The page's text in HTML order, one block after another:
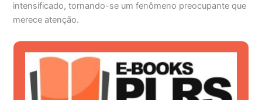
intensificado, tornando-se um fenômeno preocupante que
merece atenção.